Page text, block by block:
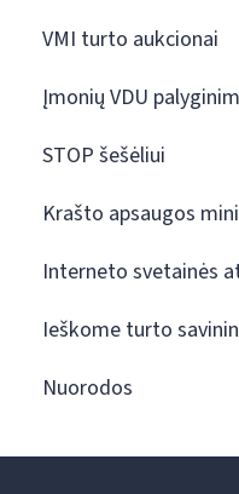
VMI turto aukcionai
Įmonių VDU
STOP šešėliui
Krašto apsaugos
Interneto svetainės
Ieškome turto
Nuorodos